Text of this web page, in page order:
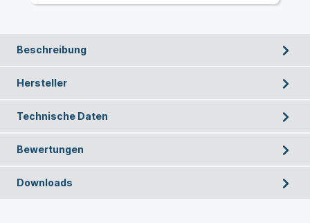
Beschreibung
Hersteller
Technische Daten
Bewertungen
Downloads